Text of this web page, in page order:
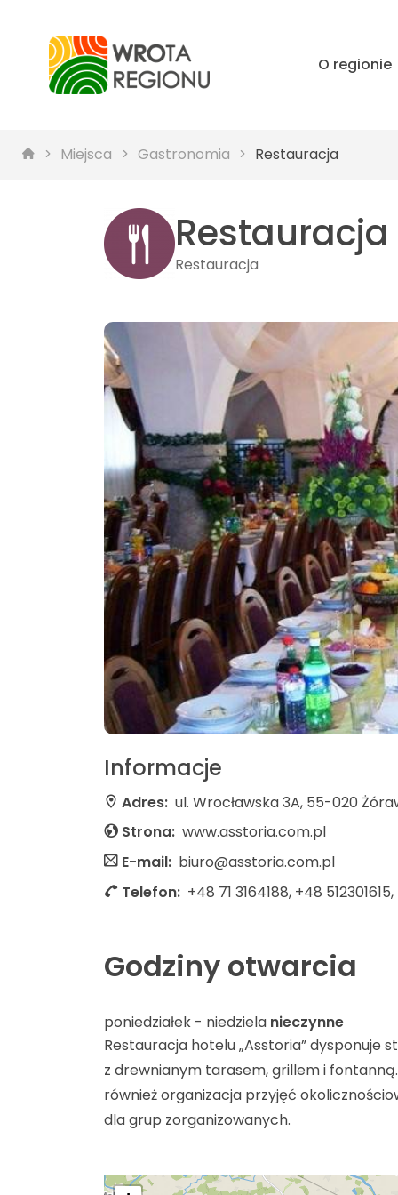
O regionie
Miejsca Gastronomia Restauracja
Restauracja
Restauracja
Informacje
Adres: ul. Wrocławska 3A, 55-020
Strona: www.asstoria.com.pl
E-mail: biuro@asstoria.com.pl
Telefon: +48 71 3164188, +48
Godziny otwarcia
poniedziałek - niedziela nieczynne
Restauracja hotelu „Asstoria”
z drewnianym tarasem, grillem i
również organizacja przyjęć
dla grup zorganizowanych.